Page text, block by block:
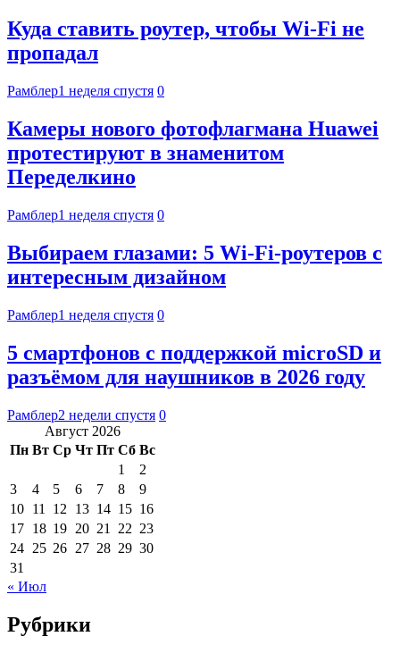
Куда ставить роутер, чтобы Wi-Fi не
пропадал
Рамблер1 неделя спустя 0
Камеры нового фотофлагмана Huawei
протестируют в знаменитом
Переделкино
Рамблер1 неделя спустя 0
Выбираем глазами: 5 Wi-Fi-роутеров с
интересным дизайном
Рамблер1 неделя спустя 0
5 смартфонов с поддержкой microSD и
разъёмом для наушников в 2026 году
Рамблер2 недели спустя 0
Август 2026
Пн Вт Ср Чт Пт Сб Вс
1
2
3
4 5 6 7 8
9
10 11 12 13 14 15 16
17 18 19 20 21 22 23
24 25 26 27 28 29 30
31
« Июл
Рубрики